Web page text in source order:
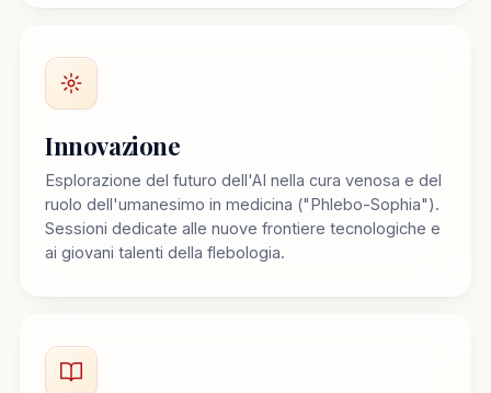
Innovazione
Esplorazione del futuro dell'AI nella cura venosa e del
ruolo dell'umanesimo in medicina ("Phlebo-Sophia").
Sessioni dedicate alle nuove frontiere tecnologiche e
ai giovani talenti della flebologia.